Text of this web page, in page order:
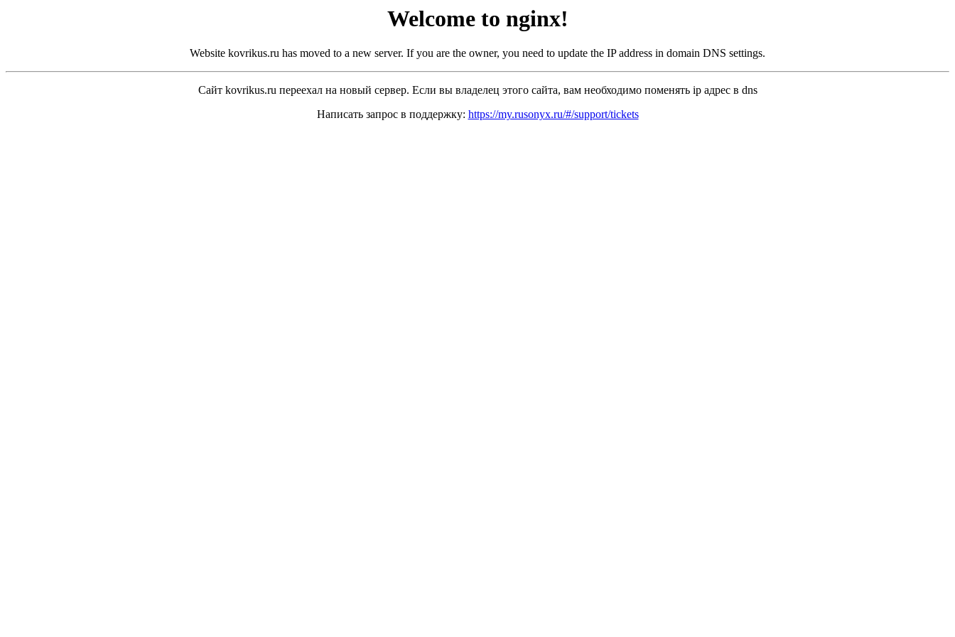
Welcome to nginx!
Website kovrikus.ru has moved to a new server. If you are the owner, you need to update the IP address in domain DNS settings.
Сайт kovrikus.ru переехал на новый сервер. Если вы владелец этого сайта, вам необходимо поменять ip адрес в dns
Написать запрос в поддержку: https://my.rusonyx.ru/#/support/tickets